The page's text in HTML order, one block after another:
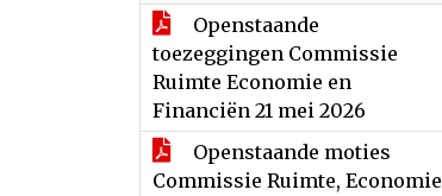
Openstaande
toezeggingen Commissie
Ruimte Economie en
Financiën 21 mei 2026
Openstaande moties
Commissie Ruimte, Economie